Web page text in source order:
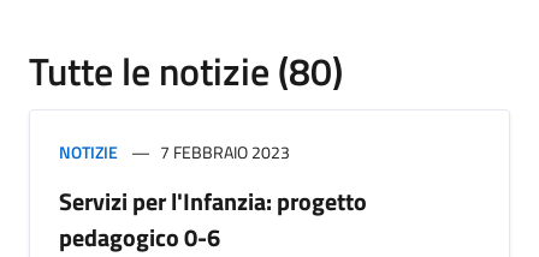
Tutte le notizie (80)
NOTIZIE 7 FEBBRAIO 2023
Servizi per l'Infanzia: progetto
pedagogico 0-6